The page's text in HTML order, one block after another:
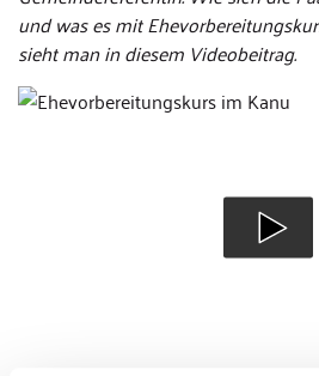
und was es mit
sieht man in diesem Videobeitrag.